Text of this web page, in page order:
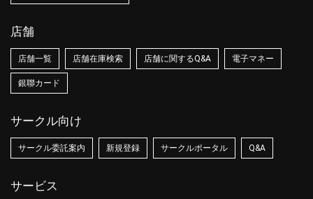
店舗
店舗一覧 店舗在庫検索 店舗に関するQ&A 電子マネー
銀聯カード
サークル向け
サークル委託案内 新規登録 サークルポータル Q&A
サービス